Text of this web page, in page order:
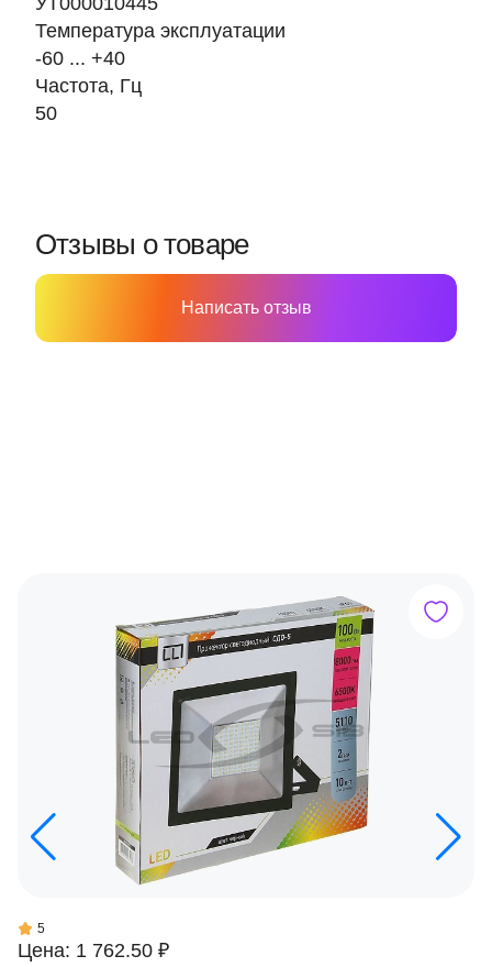
Температура эксплуатации
-60 ... +40
Частота, Гц
50
Отзывы о товаре
Написать отзыв
Цена: 1 762.50 ₽
5